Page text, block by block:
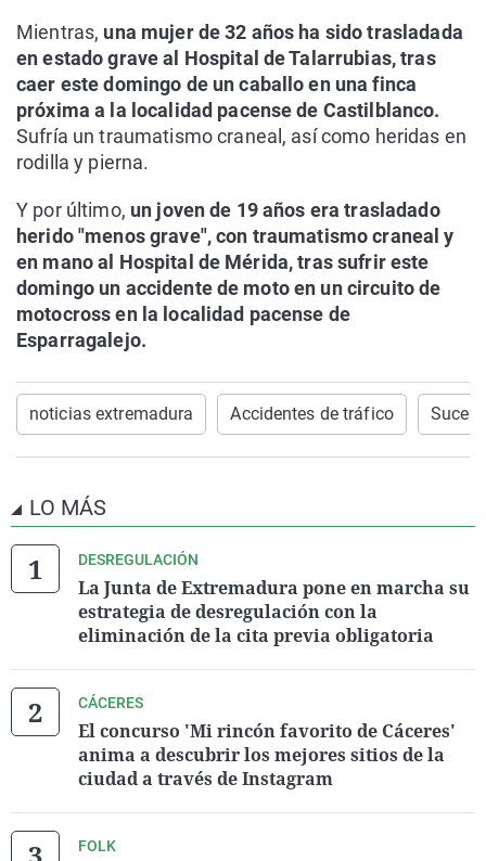
Mientras, una mujer de 32 años ha sido trasladada
en estado grave al Hospital de Talarrubias, tras
caer este domingo de un caballo en una finca
próxima a la localidad pacense de Castilblanco.
Sufría un traumatismo craneal, así como heridas en
rodilla y pierna.
Y por último, un joven de 19 años era trasladado
herido "menos grave", con traumatismo craneal y
en mano al Hospital de Mérida, tras sufrir este
domingo un accidente de moto en un circuito de
motocross en la localidad pacense de
Esparragalejo.
noticias extremadura Accidentes de tráfico
LO MÁS
DESREGULACIÓN
La Junta de Extremadura pone en marcha su
estrategia de desregulación con la
eliminación de la cita previa obligatoria
CÁCERES
El concurso 'Mi rincón favorito de Cáceres'
anima a descubrir los mejores sitios de la
ciudad a través de Instagram
FOLK